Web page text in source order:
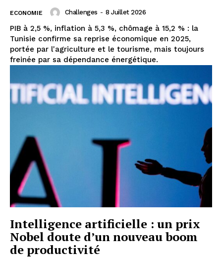
ECONOMIE Challenges - 8 Juillet 2026
PIB à 2,5 %, inflation à 5,3 %, chômage à 15,2 % : la
Tunisie confirme sa reprise économique en 2025,
portée par l'agriculture et le tourisme, mais toujours
freinée par sa dépendance énergétique.
Intelligence artificielle : un prix
Nobel doute d’un nouveau boom
de productivité